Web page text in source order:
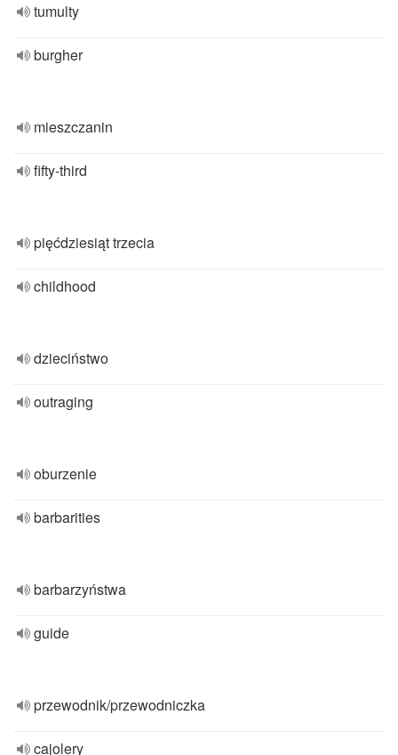
tumulty
burgher
mieszczanin
fifty-third
pięćdziesiąt trzecia
childhood
dzieciństwo
outraging
oburzenie
barbarities
barbarzyństwa
guide
przewodnik/przewodniczka
cajolery